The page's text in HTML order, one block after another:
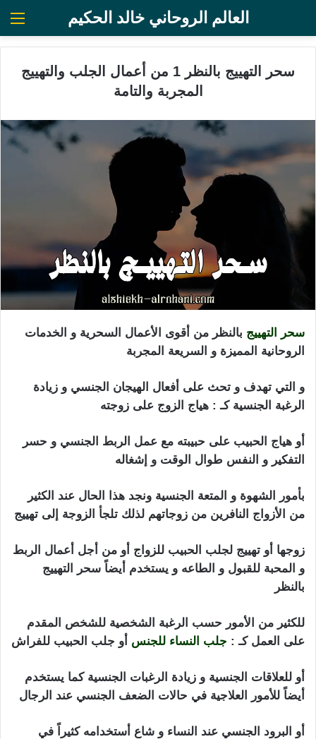
العالم الروحاني خالد الحكيم
سحر التهييج بالنظر 1 من أعمال الجلب والتهييج
المجربة والتامة
سحر التهييج بالنظر من أقوى الأعمال السحرية و الخدمات
الروحانية المميزة و السريعة المجربة
و التي تهدف و تحث على أفعال الهيجان الجنسي و زيادة
الرغبة الجنسية كـ : هياج الزوج على زوجته
أو هياج الحبيب على حبيبته مع عمل الربط الجنسي و حسر
التفكير و النفس طوال الوقت و إشغاله
بأمور الشهوة و المتعة الجنسية ونجد هذا الحال عند الكثير
من الأزواج النافرين من زوجاتهم لذلك تلجأ الزوجة إلى تهييج
زوجها أو تهييج لجلب الحبيب للزواج أو من أجل أعمال الربط
و المحبة للقبول و الطاعه و يستخدم أيضاً سحر التهييج
بالنظر
للكثير من الأمور حسب الرغبة الشخصية للشخص المقدم
على العمل كـ : جلب النساء للجنس أو جلب الحبيب للفراش
أو للعلاقات الجنسية و زيادة الرغبات الجنسية كما يستخدم
أيضاً للأمور العلاجية في حالات الضعف الجنسي عند الرجال
أو البرود الجنسي عند النساء و شاع أستخدامه كثيراً في